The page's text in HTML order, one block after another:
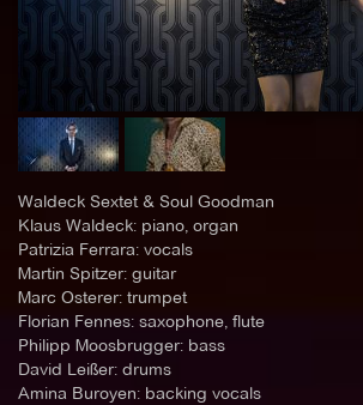
Waldeck Sextet & Soul Goodman
Klaus Waldeck: piano, organ
Patrizia Ferrara: vocals
Martin Spitzer: guitar
Marc Osterer: trumpet
Florian Fennes: saxophone, flute
Philipp Moosbrugger: bass
David Leißer: drums
Amina Buroyen: backing vocals